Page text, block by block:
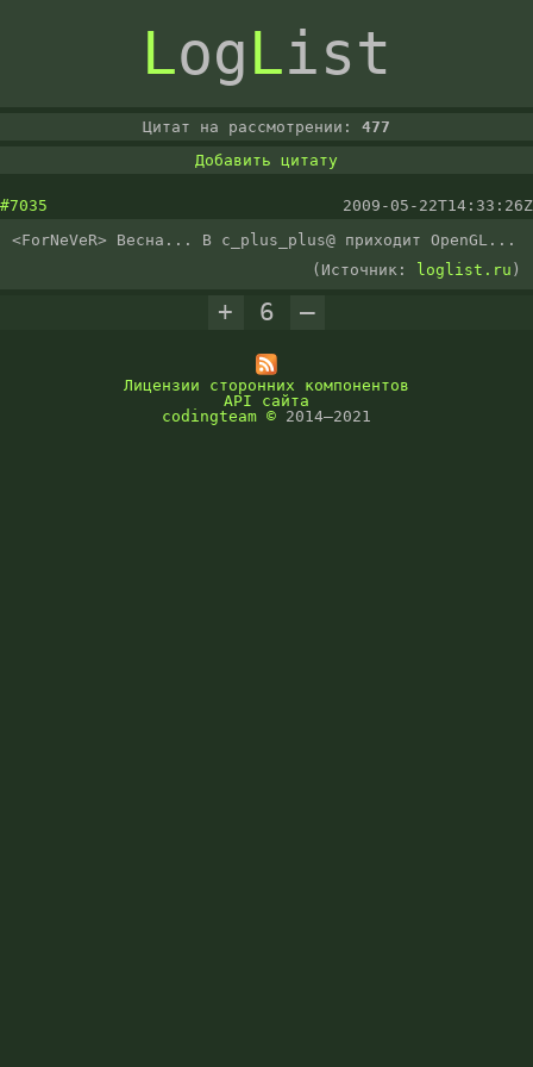
LogList
Цитат на рассмотрении: 477
Добавить цитату
#7035
2009-05-22T14:33:26Z
<ForNeVeR> Весна... В c_plus_plus@ приходит OpenGL...
(Источник:
loglist.ru )
+ 6 –
Лицензии сторонних компонентов
API сайта
codingteam © 2014–2021